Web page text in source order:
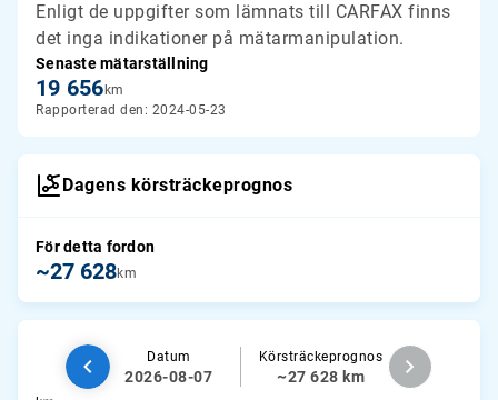
Enligt de uppgifter som lämnats till CARFAX finns
det inga indikationer på mätarmanipulation.
Senaste mätarställning
19 656 km
Rapporterad den: 2024-05-23
Dagens körsträckeprognos
För detta fordon
~27 628km
Datum
2026-08-07
Körsträckeprognos
~27 628 km